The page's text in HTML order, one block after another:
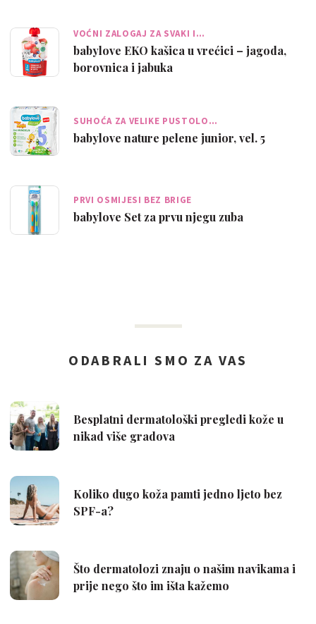
VOĆNI ZALOGAJ ZA SVAKI I…
babylove EKO kašica u vrećici – jagoda,
borovnica i jabuka
SUHOĆA ZA VELIKE PUSTOLO…
babylove nature pelene junior, vel. 5
PRVI OSMIJESI BEZ BRIGE
babylove Set za prvu njegu zuba